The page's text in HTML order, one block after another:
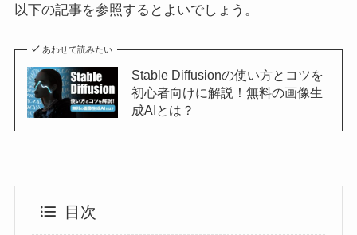
以下の記事を参照するとよいでしょう。
あわせて読みたい
Stable Diffusionの使い方とコツを
初心者向けに解説！無料の画像生
成AIとは？
目次